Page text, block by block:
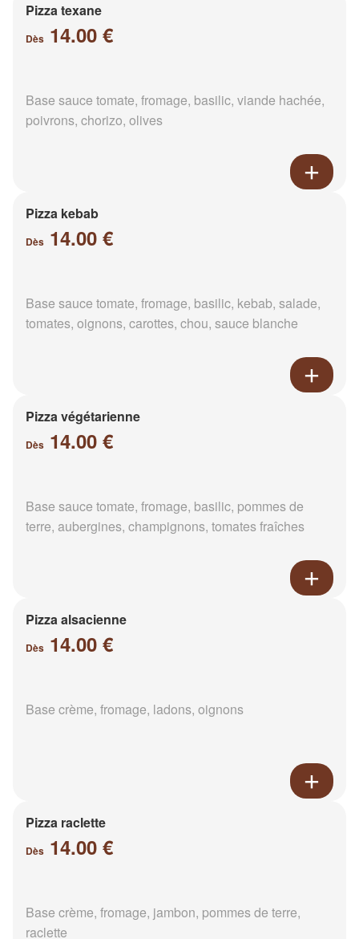
Pizza texane
Dès 14.00 €
Base sauce tomate, fromage, basilic, viande hachée,
poivrons, chorizo, olives
Pizza kebab
Dès 14.00 €
Base sauce tomate, fromage, basilic, kebab, salade,
tomates, oignons, carottes, chou, sauce blanche
Pizza végétarienne
Dès 14.00 €
Base sauce tomate, fromage, basilic, pommes de
terre, aubergines, champignons, tomates fraîches
Pizza alsacienne
Dès 14.00 €
Base crème, fromage, ladons, oignons
Pizza raclette
Dès 14.00 €
Base crème, fromage, jambon, pommes de terre,
raclette